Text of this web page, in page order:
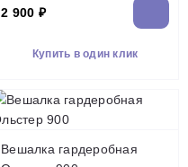
2 900 ₽
Купить в один клик
Вешалка гардеробная